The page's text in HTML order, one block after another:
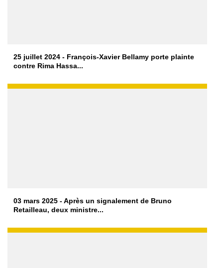
25 juillet 2024 - François-Xavier Bellamy porte plainte
contre Rima Hassa...
03 mars 2025 - Après un signalement de Bruno
Retailleau, deux ministre...